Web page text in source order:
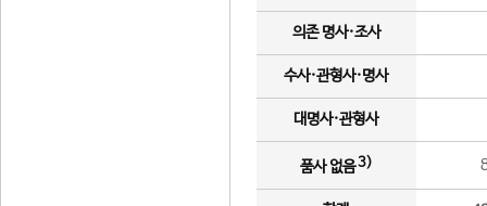
의존 명사·조사
수사·관형사·명사
대명사·관형사
품사 없음3)